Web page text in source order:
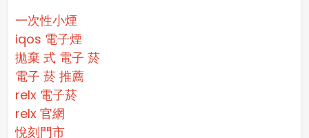
一次性小煙
iqos 電子煙​
拋棄 式 電子 菸​
電子 菸 推薦
relx 電子菸
relx 官網
悅刻門市